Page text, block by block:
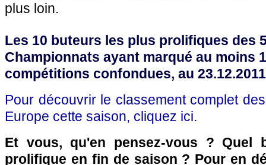
plus loin.
Les 10 buteurs les plus prolifiques des
Championnats ayant marqué au moins
compétitions confondues, au
Pour découvrir le classement complet
Europe cette saison, cliquez ici.
Et vous, qu'en pensez-vous ? Quel
prolifique en fin de saison ? Pour en